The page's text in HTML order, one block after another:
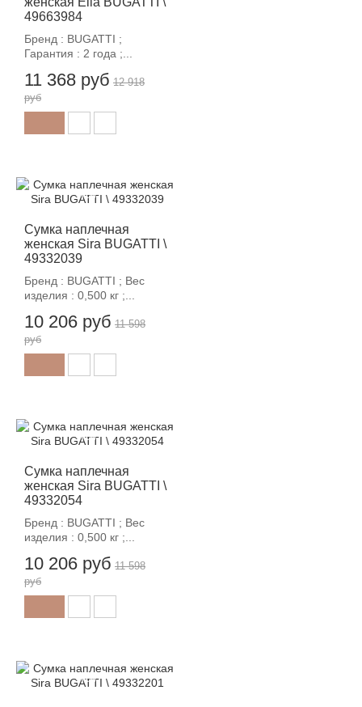
49663984
Бренд : BUGATTI ;
Гарантия : 2 года ;...
11 368 руб 12 918
руб
Сумка наплечная
женская Sira BUGATTI \
49332039
Бренд : BUGATTI ; Вес
изделия : 0,500 кг ;...
10 206 руб
-12%
11 598
руб
Сумка наплечная
женская Sira BUGATTI \
49332054
Бренд : BUGATTI ; Вес
изделия : 0,500 кг ;...
10 206 руб
-12%
11 598
руб
-12%